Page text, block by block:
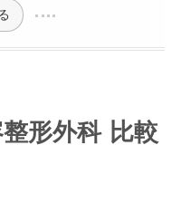
形外科 比較